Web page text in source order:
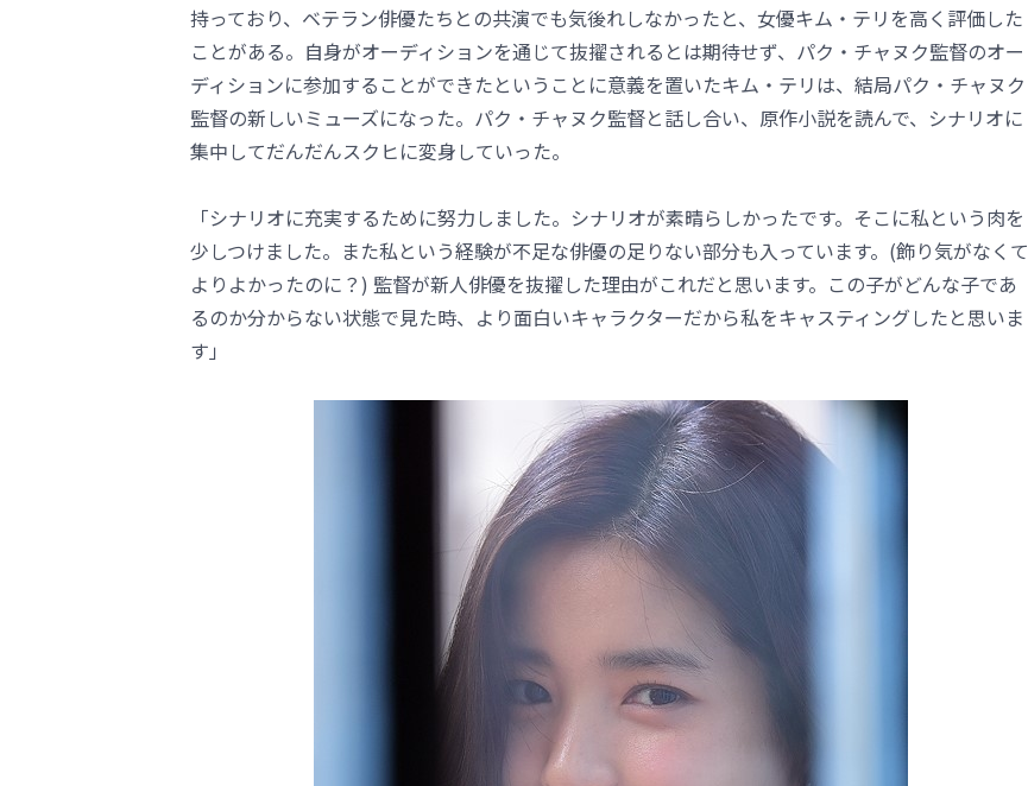
持っており、ベテラン俳優たちとの共演でも気後れしなかったと、女優キム・テリを高く評価した
ことがある。自身がオーディションを通じて抜擢されるとは期待せず、パク・チャヌク監督のオー
ディションに参加することができたということに意義を置いたキム・テリは、結局パク・チャヌク
監督の新しいミューズになった。パク・チャヌク監督と話し合い、原作小説を読んで、シナリオに
集中してだんだんスクヒに変身していった。
「シナリオに充実するために努力しました。シナリオが素晴らしかったです。そこに私という肉を
少しつけました。また私という経験が不足な俳優の足りない部分も入っています。(飾り気がなくて
よりよかったのに？) 監督が新人俳優を抜擢した理由がこれだと思います。この子がどんな子であ
るのか分からない状態で見た時、より面白いキャラクターだから私をキャスティングしたと思いま
す」